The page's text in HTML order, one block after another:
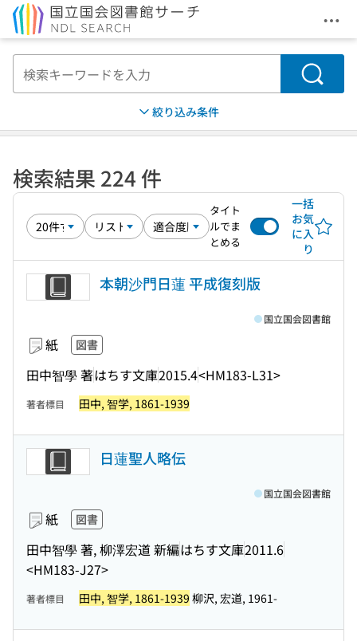
メ
検索
絞り込み条件
検索結果 224 件
タイト
ルでま
とめる
一括
お気
に入
り
本朝沙門日蓮 平成復刻版
紙 図書
田中智學 著はちす文庫2015.4<HM183-L31>
国立国会図書館
著者標目 田中, 智学, 1861-1939
日蓮聖人略伝
紙 図書
田中智學 著, 柳澤宏道 新編はちす文庫2011.6
<HM183-J27>
国立国会図書館
著者標目 田中, 智学, 1861-1939 柳沢, 宏道, 1961-